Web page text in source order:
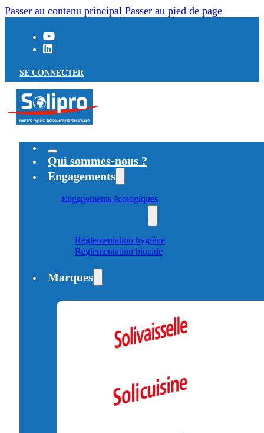
Passer au contenu principal Passer au pied de page
SE CONNECTER
Qui sommes-nous ?
Engagements
Engagements écologiques
Réglementation hygiène
Réglementation biocide
Marques